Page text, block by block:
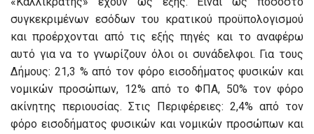
συγκεκριμένων εσόδων του κρατικού προϋπολογισμού
και προέρχονται από τις εξής πηγές και το αναφέρω
αυτό για να το γνωρίζουν όλοι οι συνάδελφοι. Για τους
Δήμους: 21,3 % από τον φόρο εισοδήματος φυσικών και
νομικών προσώπων, 12% από το ΦΠΑ, 50% τον φόρο
ακίνητης περιουσίας. Στις Περιφέρειες: 2,4% από τον
φόρο εισοδήματος φυσικών και νομικών προσώπων και